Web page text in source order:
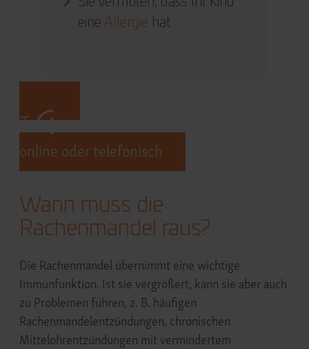
eine Allergie hat.
Termin vereinbaren
online oder telefonisch
Wann muss die
Rachenmandel raus?
Die Rachenmandel übernimmt eine wichtige
Immunfunktion. Ist sie vergrößert, kann sie aber auch
zu Problemen führen, z. B. häufigen
Rachenmandelentzündungen, chronischen
Mittelohrentzündungen mit vermindertem